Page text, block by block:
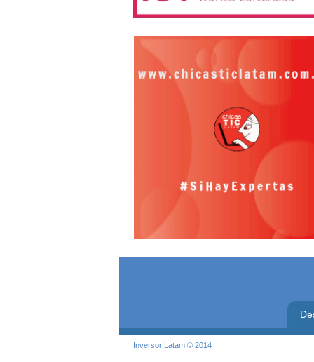
Inversor Latam © 2014